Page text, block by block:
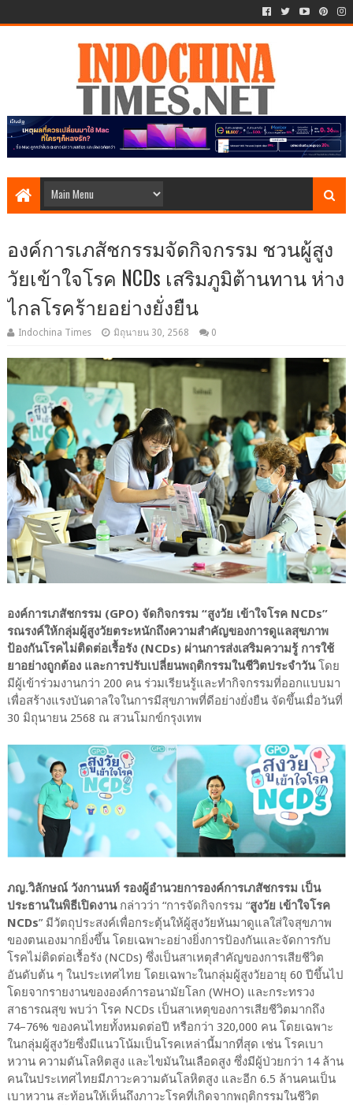
องค์การเภสัชกรรมจัดกิจกรรม ชวนผู้สูง
วัยเข้าใจโรค NCDs เสริมภูมิต้านทาน ห่าง
ไกลโรคร้ายอย่างยั่งยืน
Indochina Times มิถุนายน 30, 2568 0
องค์การเภสัชกรรม (GPO) จัดกิจกรรม “สูงวัย เข้าใจโรค NCDs”
รณรงค์ให้กลุ่มผู้สูงวัยตระหนักถึงความสำคัญของการดูแลสุขภาพ
ป้องกันโรคไม่ติดต่อเรื้อรัง (NCDs) ผ่านการส่งเสริมความรู้ การใช้
ยาอย่างถูกต้อง และการปรับเปลี่ยนพฤติกรรมในชีวิตประจำวันโดย
มีผู้เข้าร่วมงานกว่า 200 คน ร่วมเรียนรู้และทำกิจกรรมที่ออกแบบมา
เพื่อสร้างแรงบันดาลใจในการมีสุขภาพที่ดีอย่างยั่งยืน จัดขึ้นเมื่อวันที่
30 มิถุนายน 2568 ณ สวนโมกข์กรุงเทพ
ภญ.วิลักษณ์ วังกานนท์ รองผู้อำนวยการองค์การเภสัชกรรม เป็น
ประธานในพิธีเปิดงานกล่าวว่า “การจัดกิจกรรม “สูงวัย เข้าใจโรค
NCDs” มีวัตถุประสงค์เพื่อกระตุ้นให้ผู้สูงวัยหันมาดูแลใส่ใจสุขภาพ
ของตนเองมากยิ่งขึ้น โดยเฉพาะอย่างยิ่งการป้องกันและจัดการกับ
โรคไม่ติดต่อเรื้อรัง (NCDs) ซึ่งเป็นสาเหตุสำคัญของการเสียชีวิต
อันดับต้น ๆ ในประเทศไทย โดยเฉพาะในกลุ่มผู้สูงวัยอายุ 60 ปีขึ้นไป
โดยจากรายงานขององค์การอนามัยโลก (WHO) และกระทรวง
สาธารณสุข พบว่า โรค NCDs เป็นสาเหตุของการเสียชีวิตมากถึง
74–76% ของคนไทยทั้งหมดต่อปี หรือกว่า 320,000 คน โดยเฉพาะ
ในกลุ่มผู้สูงวัยซึ่งมีแนวโน้มเป็นโรคเหล่านี้มากที่สุด เช่น โรคเบา
หวาน ความดันโลหิตสูง และไขมันในเลือดสูง ซึ่งมีผู้ป่วยกว่า 14 ล้าน
คนในประเทศไทยมีภาวะความดันโลหิตสูง และอีก 6.5 ล้านคนเป็น
เบาหวาน สะท้อนให้เห็นถึงภาวะโรคที่เกิดจากพฤติกรรมในชีวิต